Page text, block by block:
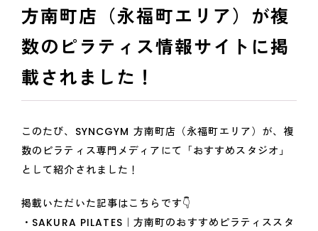
方南町店（永福町エリア）が複
数のピラティス情報サイトに掲
載されました！
このたび、SYNCGYM 方南町店（永福町エリア）が、複
数のピラティス専門メディアにて「おすすめスタジオ」
として紹介されました！
掲載いただいた記事はこちらです👇
・SAKURA PILATES｜方南町のおすすめピラティススタ